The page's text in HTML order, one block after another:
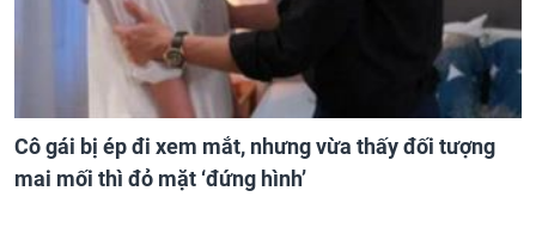
Cô gái bị ép đi xem mắt, nhưng vừa thấy đối tượng
mai mối thì đỏ mặt ‘đứng hình’